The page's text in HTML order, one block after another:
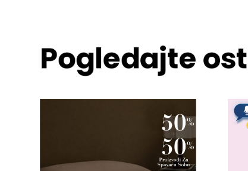
Pogledajte